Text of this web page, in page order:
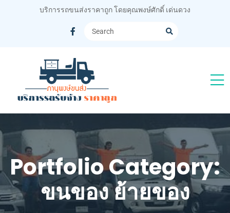
บริการรถขนส่งราคาถูก โดยคุณพงษ์ศักดิ์ เด่นดวง
Portfolio Category:
ขนของ ย้ายของ